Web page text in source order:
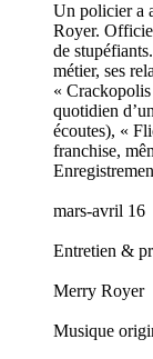
Un policier a
Royer.
de
métier, ses
« Crackopolis
quotidien
écoutes), «
franchise,
mars-avril 16
Entretien &
Merry Royer
Musique